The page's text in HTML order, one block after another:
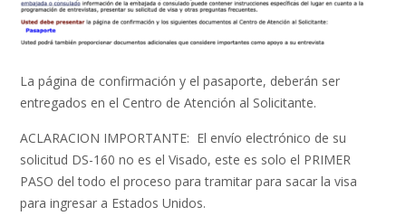
La página de confirmación y el pasaporte, deberán ser
entregados en el Centro de Atención al Solicitante.
ACLARACION IMPORTANTE: El envío electrónico de su
solicitud DS-160 no es el Visado, este es solo el PRIMER
PASO del todo el proceso para tramitar para sacar la visa
para ingresar a Estados Unidos.